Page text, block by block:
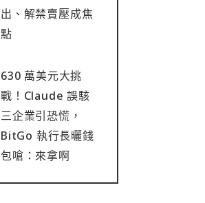
出、解禁賣壓成焦
點
630 萬美元大挑
戰！Claude 誤駭
三企業引恐慌，
BitGo 執行長曬錢
包嗆：來拿啊